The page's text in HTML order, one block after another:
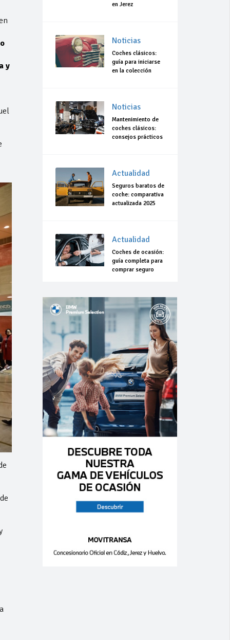
y
en Jerez
Noticias
Coches clásicos:
guía para iniciarse
en la colección
Noticias
Mantenimiento de
coches clásicos:
consejos prácticos
Actualidad
Seguros baratos de
coche: comparativa
actualizada 2025
Actualidad
Coches de ocasión:
guía completa para
comprar seguro